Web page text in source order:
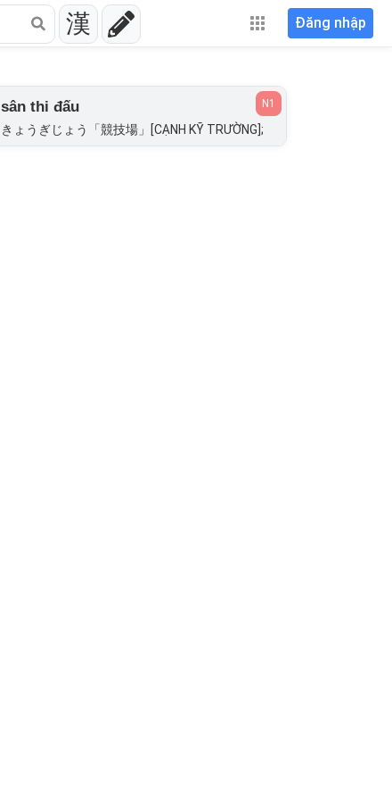
漢 Đăng nhập
sân thi đấu
きょうぎじょう「競技場」[CẠNH KỸ TRƯỜNG];
N1